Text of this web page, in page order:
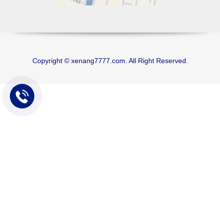
Copyright © xenang7777.com. All Right Reserved.